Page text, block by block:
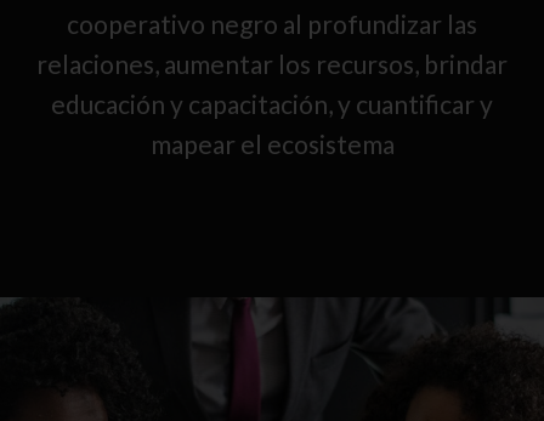
cooperativo negro al profundizar las
relaciones, aumentar los recursos, brindar
educación y capacitación, y cuantificar y
mapear el ecosistema